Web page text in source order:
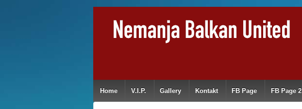
Home V.I.P. Gallery Kontakt FB Page FB Page 2